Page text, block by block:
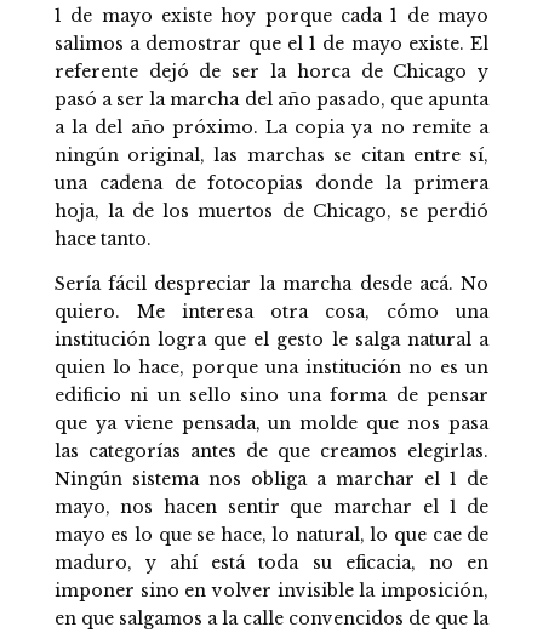
1 de mayo existe hoy porque cada 1 de mayo
salimos a demostrar que el 1 de mayo existe. El
referente dejó de ser la horca de Chicago y
pasó a ser la marcha del año pasado, que apunta
a la del año próximo. La copia ya no remite a
ningún original, las marchas se citan entre sí,
una cadena de fotocopias donde la primera
hoja, la de los muertos de Chicago, se perdió
hace tanto.
Sería fácil despreciar la marcha desde acá. No
quiero. Me interesa otra cosa, cómo una
institución logra que el gesto le salga natural a
quien lo hace, porque una institución no es un
edificio ni un sello sino una forma de pensar
que ya viene pensada, un molde que nos pasa
las categorías antes de que creamos elegirlas.
Ningún sistema nos obliga a marchar el 1 de
mayo, nos hacen sentir que marchar el 1 de
mayo es lo que se hace, lo natural, lo que cae de
maduro, y ahí está toda su eficacia, no en
imponer sino en volver invisible la imposición,
en que salgamos a la calle convencidos de que la